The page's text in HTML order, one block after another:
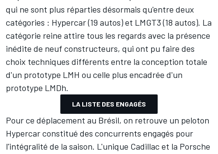
qui ne sont plus réparties désormais qu'entre deux
catégories : Hypercar (19 autos) et LMGT3 (18 autos). La
catégorie reine attire tous les regards avec la présence
inédite de neuf constructeurs, qui ont pu faire des
choix techniques différents entre la conception totale
d'un prototype LMH ou celle plus encadrée d'un
prototype LMDh.
LA LISTE DES ENGAGÉS
Pour ce déplacement au Brésil, on retrouve un peloton
Hypercar constitué des concurrents engagés pour
l'intégralité de la saison. L'unique Cadillac et la Porsche